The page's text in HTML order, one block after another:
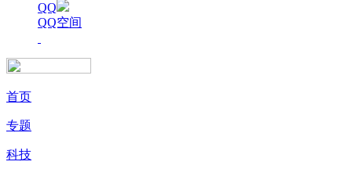
QQ
QQ空间
首页
专题
科技